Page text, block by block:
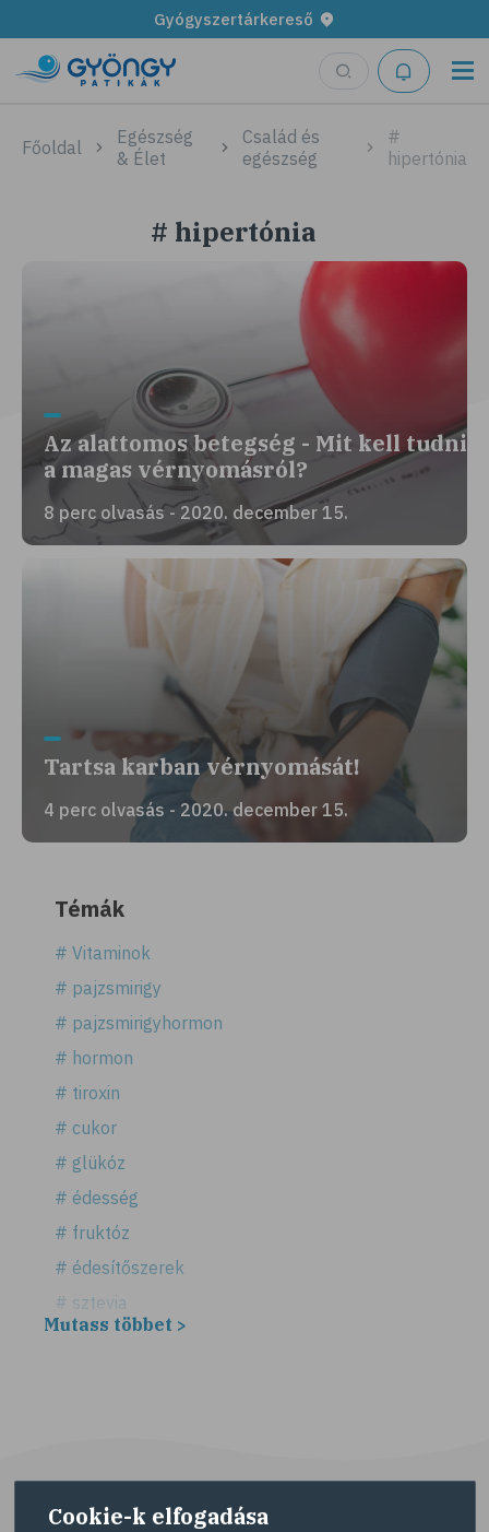
Gyógyszertárkereső
Főoldal
Egészség
& Élet
Család és
egészség
#
hipertónia
# hipertónia
Az alattomos betegség - Mit kell tudni
a magas vérnyomásról?
8 perc olvasás - 2020. december 15.
Tartsa karban vérnyomását!
4 perc olvasás - 2020. december 15.
Témák
# Vitaminok
# pajzsmirigy
# pajzsmirigyhormon
# hormon
# tiroxin
# cukor
# glükóz
# édesség
# fruktóz
# édesítőszerek
# sztevia
# fogadalom
# életmódváltás
# célkitűzés
Mutass többet >
Cookie-k elfogadása